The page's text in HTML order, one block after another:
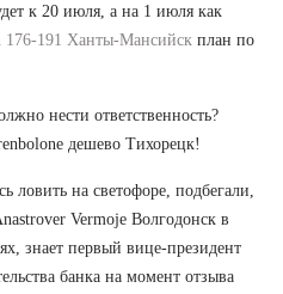
к 20 июля, а на 1 июля как
176-191 Ханты-Мансийск план по
нести ответственность?
дешево Тихорецк!
ловить на светофоре, подбегали,
Vermoje Волгодонск в
знает первый вице-президент
банка на момент отзыва